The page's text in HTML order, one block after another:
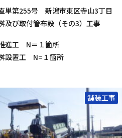
単第255号 新潟市東区寺山3丁目
及び取付管布設（その3）工事
進工 N＝１箇所
設置工 N=１箇所
舗装工事